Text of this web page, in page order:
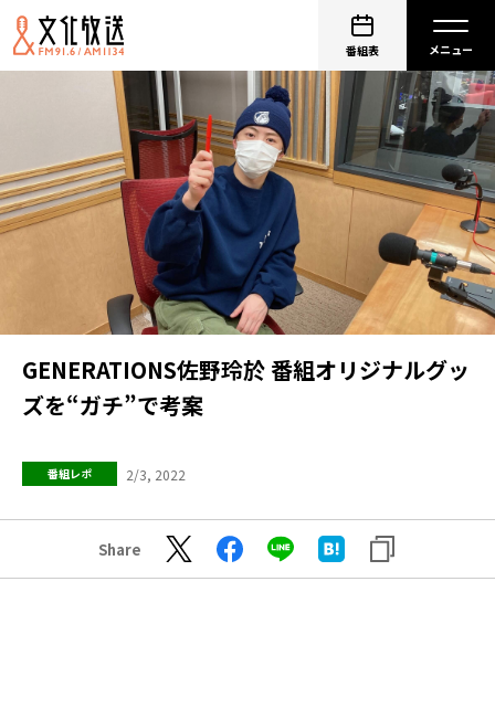
番組表
GENERATIONS佐野玲於 番組オリジナルグッ
ズを“ガチ”で考案
番組レポ 2/3, 2022
Share